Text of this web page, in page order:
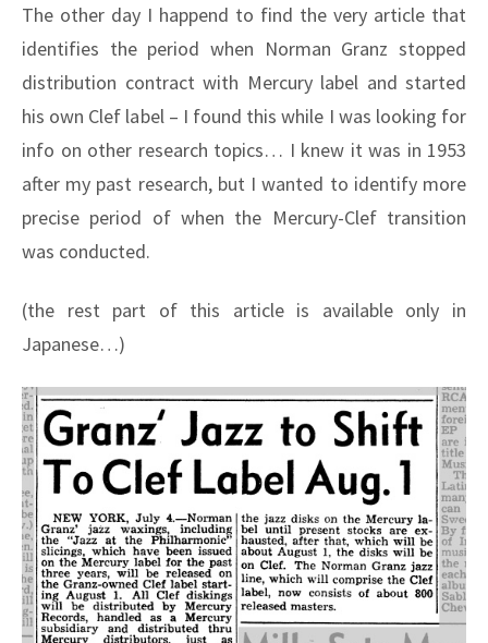
The other day I happend to find the very article that
identifies the period when Norman Granz stopped
distribution contract with Mercury label and started
his own Clef label – I found this while I was looking for
info on other research topics… I knew it was in 1953
after my past research, but I wanted to identify more
precise period of when the Mercury-Clef transition
was conducted.
(the rest part of this article is available only in
Japanese…)